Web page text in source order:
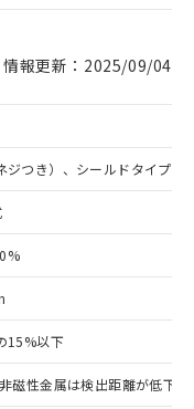
情報更新：2025/09/04
ジつき）、シールドタイプ
15%以下
磁性金属は検出距離が低下し